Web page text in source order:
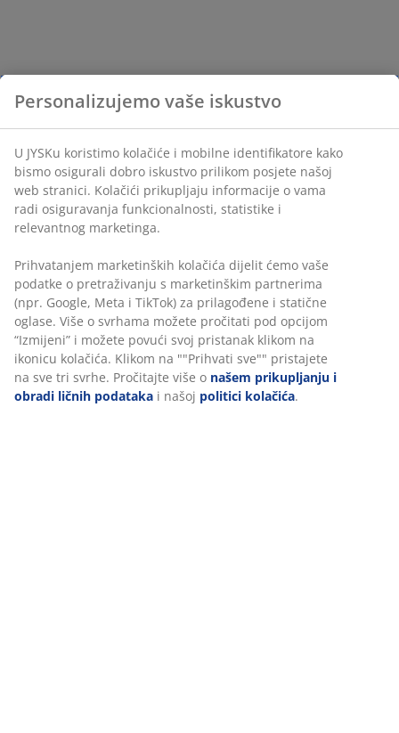
Personalizujemo vaše iskustvo
U JYSKu koristimo kolačiće i mobilne identifikatore kako
bismo osigurali dobro iskustvo prilikom posjete našoj
web stranici. Kolačići prikupljaju informacije o vama
radi osiguravanja funkcionalnosti, statistike i
relevantnog marketinga.
Prihvatanjem marketinških kolačića dijelit ćemo vaše
podatke o pretraživanju s marketinškim partnerima
(npr. Google, Meta i TikTok) za prilagođene i statične
oglase. Više o svrhama možete pročitati pod opcijom
“Izmijeni” i možete povući svoj pristanak klikom na
ikonicu kolačića. Klikom na ""Prihvati sve"" pristajete
na sve tri svrhe. Pročitajte više o našem prikupljanju i
obradi ličnih podataka i našoj politici kolačića.